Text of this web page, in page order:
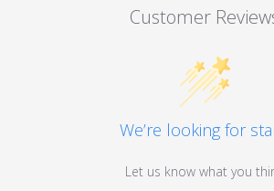
Customer
We’re looking for
Let us know what you